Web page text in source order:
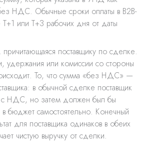
НДС. Обычные сроки оплаты в B2B-
или T+3 рабочих дня от даты
поставщику по сделке.
удержания или комиссии со стороны
То, что сумма «без НДС» —
в обычной сделке поставщик
с НДС, но затем должен был бы
бюджет самостоятельно. Конечный
для поставщика одинаков в обеих
чистую выручку от сделки.